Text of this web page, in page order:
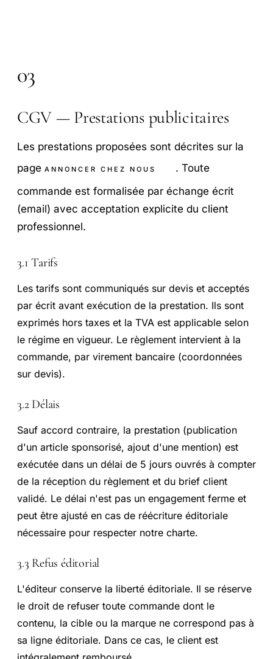
03
CGV — Prestations publicitaires
Les prestations proposées sont décrites sur la
page ANNONCER CHEZ NOUS
. Toute
commande est formalisée par échange écrit
(email) avec acceptation explicite du client
professionnel.
3.1 Tarifs
Les tarifs sont communiqués sur devis et acceptés
par écrit avant exécution de la prestation. Ils sont
exprimés hors taxes et la TVA est applicable selon
le régime en vigueur. Le règlement intervient à la
commande, par virement bancaire (coordonnées
sur devis).
3.2 Délais
Sauf accord contraire, la prestation (publication
d'un article sponsorisé, ajout d'une mention) est
exécutée dans un délai de 5 jours ouvrés à compter
de la réception du règlement et du brief client
validé. Le délai n'est pas un engagement ferme et
peut être ajusté en cas de réécriture éditoriale
nécessaire pour respecter notre charte.
3.3 Refus éditorial
L'éditeur conserve la liberté éditoriale. Il se réserve
le droit de refuser toute commande dont le
contenu, la cible ou la marque ne correspond pas à
sa ligne éditoriale. Dans ce cas, le client est